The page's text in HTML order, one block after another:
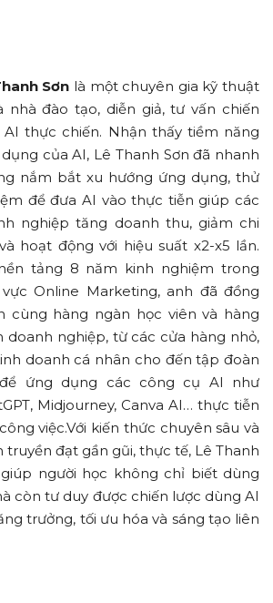
Sơn là một chuyên gia kỹ thuật
nhà đào tạo, diễn giả, tư vấn chiến
AI thực chiến. Nhận thấy tiềm năng
của AI, Lê Thanh Sơn đã nhanh
nắm bắt xu hướng ứng dụng, thử
để đưa AI vào thực tiễn giúp các
nghiệp tăng doanh thu, giảm chi
hoạt động với hiệu suất x2-x5 lần.
tảng 8 năm kinh nghiệm trong
Online Marketing, anh đã đồng
cùng hàng ngàn học viên và hàng
doanh nghiệp, từ các cửa hàng nhỏ,
doanh cá nhân cho đến tập đoàn
ứng dụng các công cụ AI như
Midjourney, Canva AI… thực tiễn
việc.Với kiến thức chuyên sâu và
truyền đạt gần gũi, thực tế, Lê Thanh
giúp người học không chỉ biết dùng
còn tư duy được chiến lược dùng AI
trưởng, tối ưu hóa và sáng tạo liên